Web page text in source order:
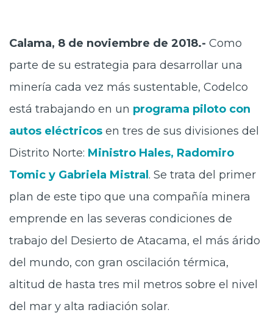
Calama, 8 de noviembre de 2018.- Como
parte de su estrategia para desarrollar una
minería cada vez más sustentable, Codelco
está trabajando en un programa piloto con
autos eléctricos en tres de sus divisiones del
Distrito Norte: Ministro Hales, Radomiro
Tomic y Gabriela Mistral . Se trata del primer
plan de este tipo que una compañía minera
emprende en las severas condiciones de
trabajo del Desierto de Atacama, el más árido
del mundo, con gran oscilación térmica,
altitud de hasta tres mil metros sobre el nivel
del mar y alta radiación solar.